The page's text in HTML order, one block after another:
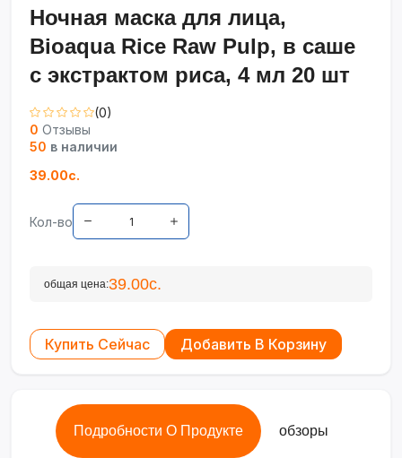
Ночная маска для лица,
Bioaqua Rice Raw Pulp, в саше
с экстрактом риса, 4 мл 20 шт
(0)
0 Отзывы
50 в наличии
39.00с.
Кол-во
общая цена:39.00с.
Купить Сейчас Добавить В Корзину
Подробности О Продукте обзоры